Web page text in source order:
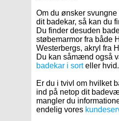
Om du ønsker
dit badekar, så kan du
Du finder desuden
støbemarmor fra både
Westerbergs, akryl fra
Du kan såmænd også
badekar i sorteller hvid.
Er du i tvivl om hvilket
ind på netop dit
mangler du
endelig vores